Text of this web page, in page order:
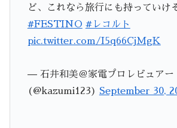
ど、これなら旅行にも持っていけ
#FESTINO #レコルト
pic.twitter.com/I5q66CjMgK
— 石井和美＠家電プロレビュアー
(@kazumi123) September 30,